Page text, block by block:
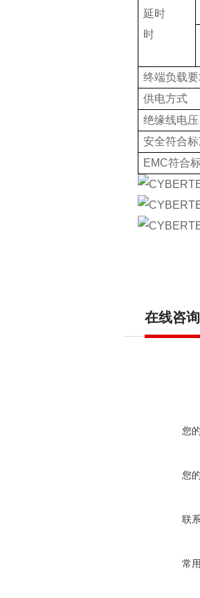
延时
时
终端负载
供电方式
绝缘线电压
安全符合
EMC符合
在线咨询
您
您
联
常